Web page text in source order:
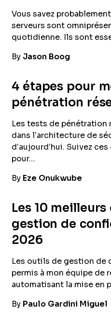
Vous savez
serveurs sont
quotidienne. Ils sont
By Jason Boog
4 étapes pour
pénétration
Les tests de pénétration
dans l’architecture de
d’aujourd’hui. Suivez
pour…
By Eze Onukwube
Les 10
gestion de
2026
Les outils de gestion de
permis à mon équipe de
automatisant la mise en
By Paulo Gardini Miguel